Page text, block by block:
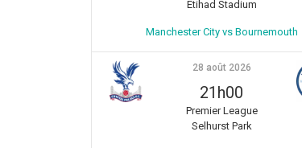
Etihad Stadium
Manchester City vs Bournemouth
28 août 2026
21h00
Premier League
Selhurst Park